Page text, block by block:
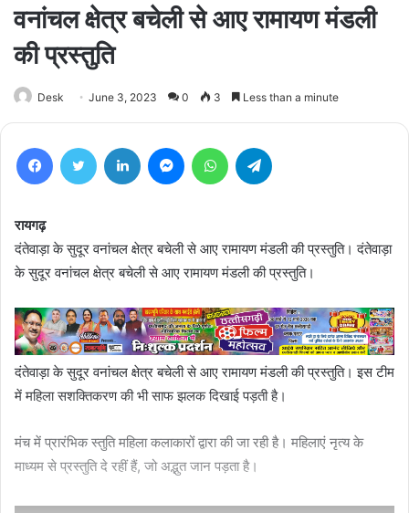
वनांचल क्षेत्र बचेली से आए रामायण मंडली
की प्रस्तुति
Desk June 3, 2023 0 3 Less than a minute
FacebookTwitter LinkedIn MessengerWhatsApp
रायगढ़
दंतेवाड़ा के सुदूर वनांचल क्षेत्र बचेली से आए रामायण मंडली की प्रस्तुति। दंतेवाड़ा
के सुदूर वनांचल क्षेत्र बचेली से आए रामायण मंडली की प्रस्तुति।
दंतेवाड़ा के सुदूर वनांचल क्षेत्र बचेली से आए रामायण मंडली की प्रस्तुति। इस टीम
में महिला सशक्तिकरण की भी साफ झलक दिखाई पड़ती है।
मंच में प्रारंभिक स्तुति महिला कलाकारों द्वारा की जा रही है। महिलाएं नृत्य के
माध्यम से प्रस्तुति दे रहीं हैं, जो अद्भुत जान पड़ता है।